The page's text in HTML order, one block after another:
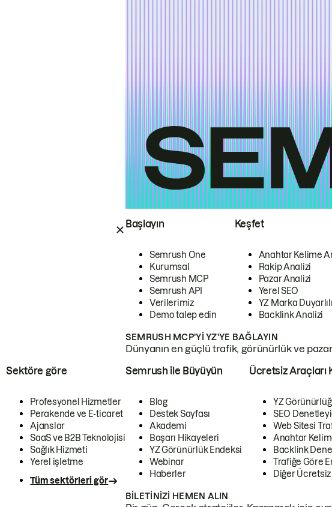
Başlayın
Semrush One
Kurumsal
Semrush MCP
Semrush API
Verilerimiz
Demo talep edin
Keşfet
Anahtar Kelime
Rakip Analizi
Pazar Analizi
Yerel SEO
YZ Marka
Backlink Analizi
SEMRUSH MCP'YI YZ'YE BAĞLAYIN
Dünyanın en güçlü trafik, görünürlük ve
Sektöre göre
Profesyonel Hizmetler
Perakende ve E-ticaret
Ajanslar
SaaS ve B2B Teknolojisi
Sağlık Hizmeti
Yerel işletme
Tüm sektörleri gör
Semrush ile Büyüyün
Blog
Destek Sayfası
Akademi
Başarı Hikayeleri
YZ Görünürlük Endeksi
Webinar
Haberler
Ücretsiz Araçları
YZ
SEO
Web Sitesi
Anahtar
Backlink
Trafiğe Göre
Diğer
BILETINIZI HEMEN ALIN